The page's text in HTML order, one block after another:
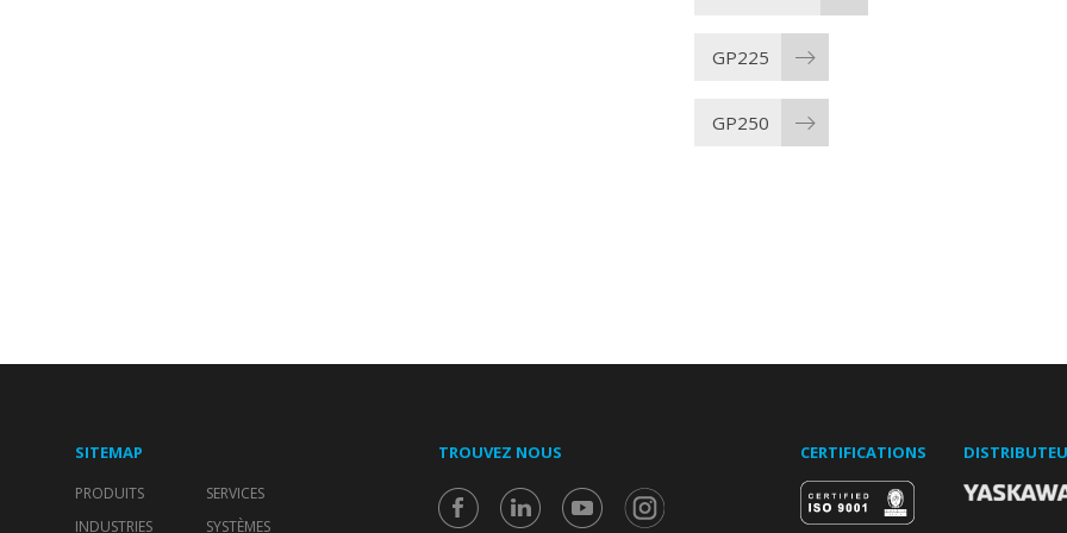
GP225
GP250
SITEMAP
PRODUITS
SERVICES
INDUSTRIES
SYSTÈMES
TROUVEZ NOUS CERTIFICATIONS